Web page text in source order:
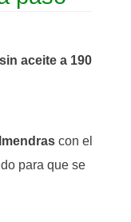
aceite a 190
con el
para que se